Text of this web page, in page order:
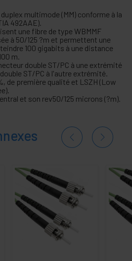
multimode (MM) conforme à la
492AAE).
une fibre de type WBMMF
à 50/125 ?m et permettent une
100 gigabits à une distance
m.
double ST/PC à une extrémité
ST/PC à l'autre extrémité.
de première qualité et LSZH (Low
et son rev50/125 microns (?m).